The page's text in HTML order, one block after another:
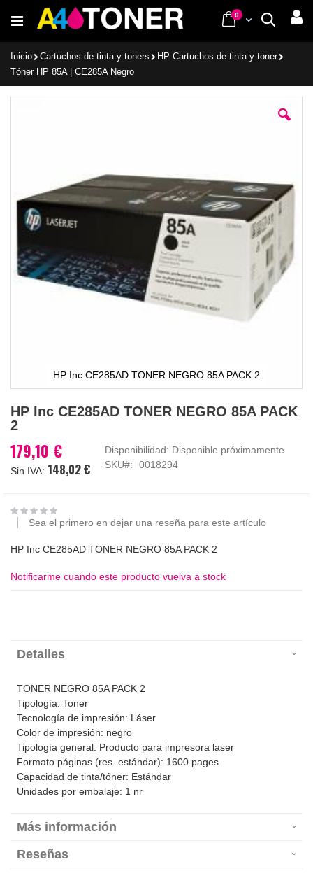
al
Buscar
Cart
0items
Inicio Cartuchos de tinta y toners
HP Cartuchos de tinta y toner
Tóner HP 85A | CE285A Negro
imágenes
HP Inc CE285AD TONER NEGRO 85A PACK 2
al
comienzo
la
galería
HP Inc CE285AD TONER NEGRO 85A PACK
2
179,10 €
148,02 €
Disponibilidad: Disponible próximamente
SKU
0018294
Sea el primero en dejar una reseña para este artículo
HP Inc CE285AD TONER NEGRO 85A PACK 2
Notificarme cuando este producto vuelva a stock
Detalles
TONER NEGRO 85A PACK 2
Tipología: Toner
Tecnología de impresión: Láser
Color de impresión: negro
Tipología general: Producto para impresora laser
Formato páginas (res. estándar): 1600 pages
Capacidad de tinta/tóner: Estándar
Unidades por embalaje: 1 nr
Más información
Reseñas